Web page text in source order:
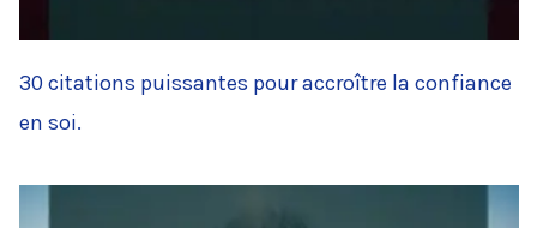
30 citations puissantes pour accroître la confiance
en soi.